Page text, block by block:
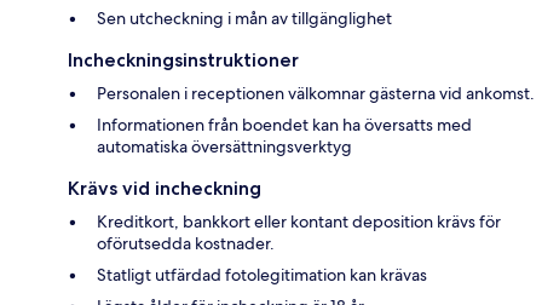
Sen utcheckning i mån av tillgänglighet
Incheckningsinstruktioner
Personalen i receptionen välkomnar gästerna vid ankomst.
Informationen från boendet kan ha översatts med
automatiska översättningsverktyg
Krävs vid incheckning
Kreditkort, bankkort eller kontant deposition krävs för
oförutsedda kostnader.
Statligt utfärdad fotolegitimation kan krävas